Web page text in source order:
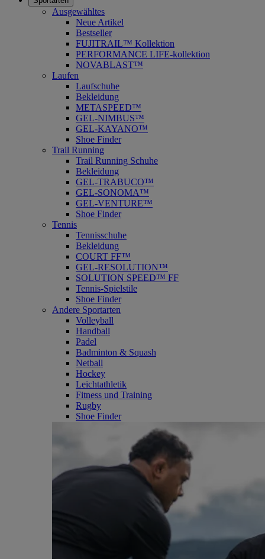
Ausgewähltes
Neue Artikel
Bestseller
FUJITRAIL™ Kollektion
PERFORMANCE LIFE-kollektion
NOVABLAST™
Laufen
Laufschuhe
Bekleidung
METASPEED™
GEL-NIMBUS™
GEL-KAYANO™
Shoe Finder
Trail Running
Trail Running Schuhe
Bekleidung
GEL-TRABUCO™
GEL-SONOMA™
GEL-VENTURE™
Shoe Finder
Tennis
Tennisschuhe
Bekleidung
COURT FF™
GEL-RESOLUTION™
SOLUTION SPEED™ FF
Tennis-Spielstile
Shoe Finder
Andere Sportarten
Volleyball
Handball
Padel
Badminton & Squash
Netball
Hockey
Leichtathletik
Fitness und Training
Rugby
Shoe Finder